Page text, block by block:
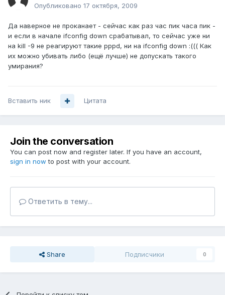
Опубликовано 17 октября, 2009
Да наверное не проканает - сейчас как раз час пик часа пик -
и если в начале ifconfig down срабатывал, то сейчас уже ни
на kill -9 не реагируют такие pppd, ни на ifconfig down :((( Как
их можно убивать либо (ещё лучше) не допускать такого
умирания?
Вставить ник Цитата
Join the conversation
You can post now and register later. If you have an account,
sign in now to post with your account.
Ответить в тему...
Share Подписчики 0